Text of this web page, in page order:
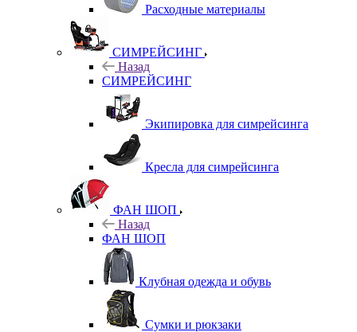
Расходные материалы
СИМРЕЙСИНГ
Назад
СИМРЕЙСИНГ
Экипировка для симрейсинга
Кресла для симрейсинга
ФАН ШОП
Назад
ФАН ШОП
Клубная одежда и обувь
Сумки и рюкзаки